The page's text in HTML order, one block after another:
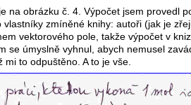
na obrázku č. 4. Výpočet jsem provedl
zmíněné knihy: autoři (jak je
vektorového pole, takže výpočet v
se úmyslně vyhnul, abych nemusel
to odpuštěno. A to je vše.